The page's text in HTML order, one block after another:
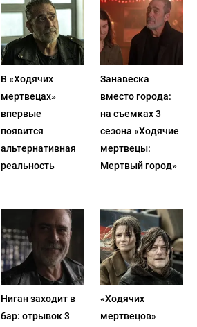
В «Ходячих
мертвецах»
впервые
появится
альтернативная
реальность
Занавеска
вместо города:
на съемках 3
сезона «Ходячие
мертвецы:
Мертвый город»
Ниган заходит в
бар: отрывок 3
«Ходячих
мертвецов»